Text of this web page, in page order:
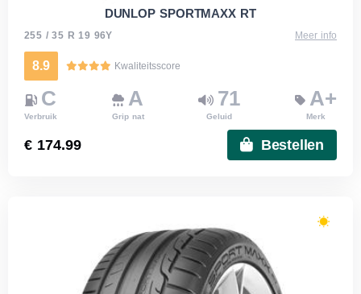
DUNLOP SPORTMAXX RT
255 / 35 R 19 96Y Meer info
8.9 Kwaliteitsscore
C
Verbruik
A
Grip nat
71
Geluid
A+
Merk
€ 174.99 Bestellen